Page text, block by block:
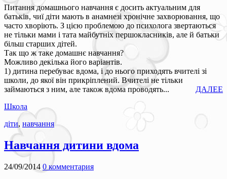
Питання домашнього навчання є досить актуальним для
батьків, чиї діти мають в анамнезі хронічне захворювання, що
часто хворіють. З цією проблемою до психолога звертаються
не тільки мами і тата майбутніх першокласників, але й батьки
більш старших дітей.
Так що ж таке домашнє навчання?
Можливо декілька його варіантів.
1) дитина перебуває вдома, і до нього приходять вчителі зі
школи, до якої він прикріплений. Вчителі не тільки
займаються з ним, але також вдома проводять...
ДАЛЕЕ
Школа
діти, навчання
Навчання дитини вдома
24/09/2014 0 комментария